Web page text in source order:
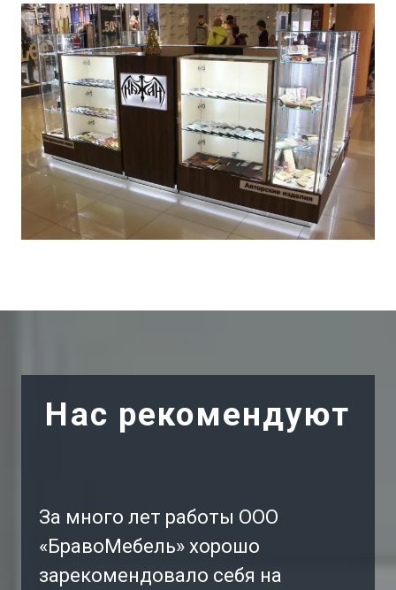
Нас рекомендуют
За много лет работы ООО
«БравоМебель» хорошо
зарекомендовало себя на